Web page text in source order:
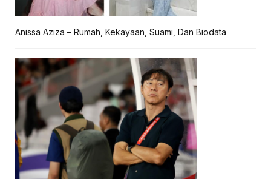
Anissa Aziza – Rumah, Kekayaan, Suami, Dan Biodata